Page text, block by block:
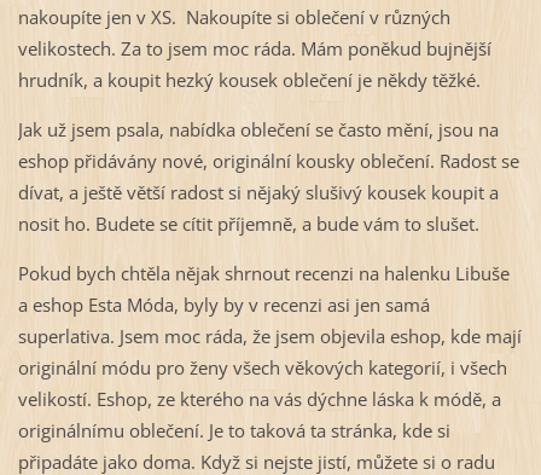
nakoupíte jen v XS. Nakoupíte si oblečení v různých
velikostech. Za to jsem moc ráda. Mám poněkud bujnější
hrudník, a koupit hezký kousek oblečení je někdy těžké.
Jak už jsem psala, nabídka oblečení se často mění, jsou na
eshop přidávány nové, originální kousky oblečení. Radost se
dívat, a ještě větší radost si nějaký slušivý kousek koupit a
nosit ho. Budete se cítit příjemně, a bude vám to slušet.
Pokud bych chtěla nějak shrnout recenzi na halenku Libuše
a eshop Esta Móda, byly by v recenzi asi jen samá
superlativa. Jsem moc ráda, že jsem objevila eshop, kde mají
originální módu pro ženy všech věkových kategorií, i všech
velikostí. Eshop, ze kterého na vás dýchne láska k módě, a
originálnímu oblečení. Je to taková ta stránka, kde si
připadáte jako doma. Když si nejste jistí, můžete si o radu